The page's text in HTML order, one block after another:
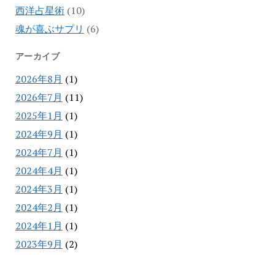
西洋占星術(10)
魂が喜ぶサプリ (6)
アーカイブ
2026年8月 (1)
2026年7月 (11)
2025年1月 (1)
2024年9月 (1)
2024年7月 (1)
2024年4月 (1)
2024年3月 (1)
2024年2月 (1)
2024年1月 (1)
2023年9月 (2)